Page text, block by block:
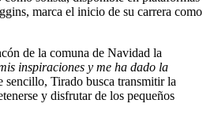
marca el inicio de su carrera como
de la comuna de Navidad la
inspiraciones y me ha dado la
sencillo, Tirado busca transmitir la
y disfrutar de los pequeños